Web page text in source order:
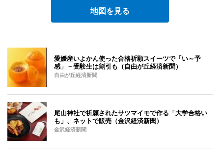
地図を見る
愛媛産いよかん使った合格祈願スイーツで「い～予
感」－受験生は割引も（自由が丘経済新聞）
自由が丘経済新聞
尾山神社で祈願されたサツマイモで作る「大学合格い
も」、ネットで販売（金沢経済新聞）
金沢経済新聞